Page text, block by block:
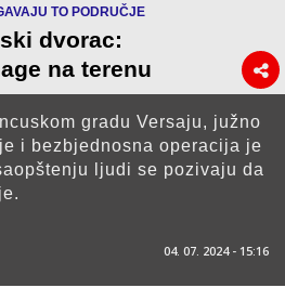
TO PODRUČJE
dvorac:
na terenu
gradu Versaju, južno
i bezbjednosna operacija je
ljudi se pozivaju da
04. 07. 2024 - 15:16